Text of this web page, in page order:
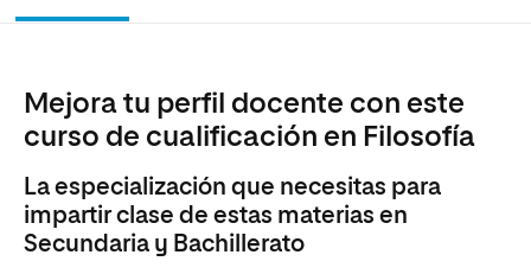
Mejora tu perfil docente con este
curso de cualificación en Filosofía
La especialización que necesitas para
impartir clase de estas materias en
Secundaria y Bachillerato